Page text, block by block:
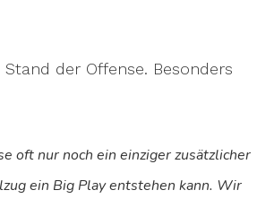
der Offense. Besonders
oft nur noch ein einziger zusätzlicher
ein Big Play entstehen kann. Wir